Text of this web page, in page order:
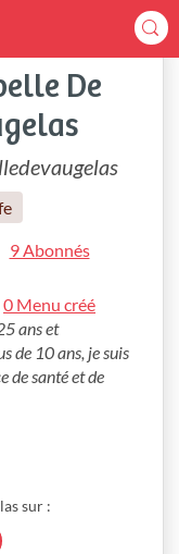
De
9 Abonnés
0 Menu créé
ans et
de 10 ans, je suis
de santé et de
sur :